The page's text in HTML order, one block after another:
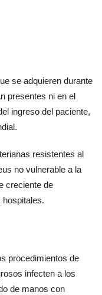
se adquieren durante
presentes ni en el
ingreso del paciente,
resistentes al
no vulnerable a la
creciente de
hospitales.
procedimientos de
infecten a los
de manos con